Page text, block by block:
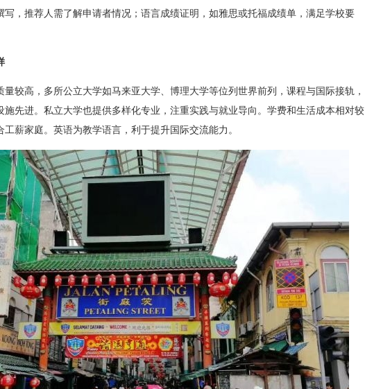
写，推荐人需了解申请者情况；语言成绩证明，如雅思或托福成绩单，满足学校要
量较高，多所公立大学如马来亚大学、博理大学等位列世界前列，课程与国际接轨，
施先进。私立大学也提供多样化专业，注重实践与就业导向。学费和生活成本相对较
薪家庭。英语为教学语言，利于提升国际交流能力。